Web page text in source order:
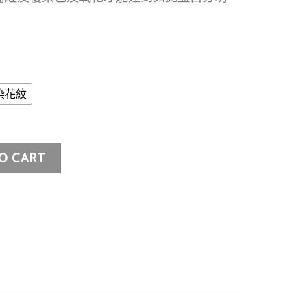
花紋
CART